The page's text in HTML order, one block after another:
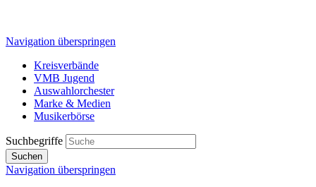
Navigation überspringen
Kreisverbände
VMB Jugend
Auswahlorchester
Marke & Medien
Musikerbörse
Suchbegriffe
Suchen
Navigation überspringen